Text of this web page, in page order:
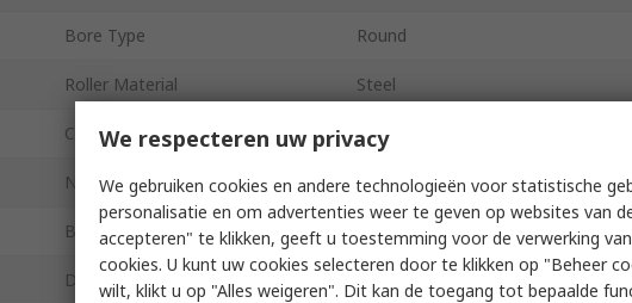
Bore Type Round
Roller Material Steel
Cage Material Steel
Number of Rows 1
Bearing Material Steel
Dynamic Load Rating 6.6kN
We respecteren uw privacy
We gebruiken cookies en andere technologieën voor statistische
personalisatie en om advertenties weer te geven op websites van
accepteren" te klikken, geeft u toestemming voor de verwerking
cookies. U kunt uw cookies selecteren door te klikken op "Beheer
wilt, klikt u op "Alles weigeren". Dit kan de toegang tot bepaalde